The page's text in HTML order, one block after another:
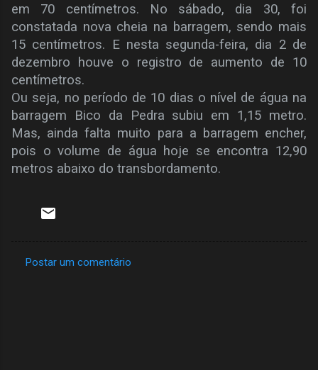
em 70 centímetros. No sábado, dia 30, foi
constatada nova cheia na barragem, sendo mais
15 centímetros. E nesta segunda-feira, dia 2 de
dezembro houve o registro de aumento de 10
centímetros.
Ou seja, no período de 10 dias o nível de água na
barragem Bico da Pedra subiu em 1,15 metro.
Mas, ainda falta muito para a barragem encher,
pois o volume de água hoje se encontra 12,90
metros abaixo do transbordamento.
Postar um comentário